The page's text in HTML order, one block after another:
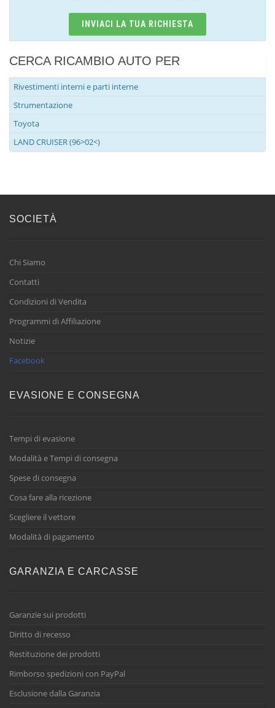
INVIACI LA TUA RICHIESTA
CERCA RICAMBIO AUTO PER
Rivestimenti interni e parti interne
Strumentazione
Toyota
LAND CRUISER (96>02<)
SOCIETÀ
Chi Siamo
Contatti
Condizioni di Vendita
Programmi di Affiliazione
Notizie
Facebook
EVASIONE E CONSEGNA
Tempi di evasione
Modalità e Tempi di consegna
Spese di consegna
Cosa fare alla ricezione
Scegliere il vettore
Modalità di pagamento
GARANZIA E CARCASSE
Garanzie sui prodotti
Diritto di recesso
Restituzione dei prodotti
Rimborso spedizioni con PayPal
Esclusione dalla Garanzia